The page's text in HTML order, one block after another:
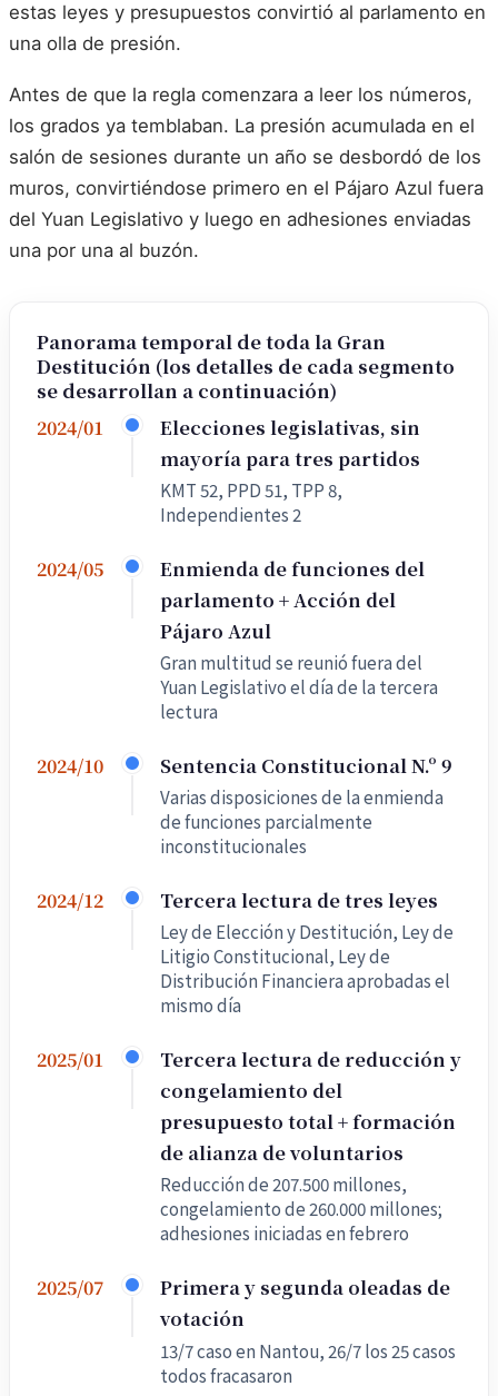
estas leyes y presupuestos convirtió al parlamento en
una olla de presión.
Antes de que la regla comenzara a leer los números,
los grados ya temblaban. La presión acumulada en el
salón de sesiones durante un año se desbordó de los
muros, convirtiéndose primero en el Pájaro Azul fuera
del Yuan Legislativo y luego en adhesiones enviadas
una por una al buzón.
Panorama temporal de toda la Gran
Destitución (los detalles de cada segmento
se desarrollan a continuación)
2024/01
Elecciones legislativas, sin
mayoría para tres partidos
KMT 52, PPD 51, TPP 8,
Independientes 2
2024/05
Enmienda de funciones del
parlamento + Acción del
Pájaro Azul
Gran multitud se reunió fuera del
Yuan Legislativo el día de la tercera
lectura
2024/10 Sentencia Constitucional N.º 9
Varias disposiciones de la enmienda
de funciones parcialmente
inconstitucionales
2024/12 Tercera lectura de tres leyes
Ley de Elección y Destitución, Ley de
Litigio Constitucional, Ley de
Distribución Financiera aprobadas el
mismo día
2025/01
Tercera lectura de reducción y
congelamiento del
presupuesto total + formación
de alianza de voluntarios
Reducción de 207.500 millones,
congelamiento de 260.000 millones;
adhesiones iniciadas en febrero
2025/07
Primera y segunda oleadas de
votación
13/7 caso en Nantou, 26/7 los 25 casos
todos fracasaron